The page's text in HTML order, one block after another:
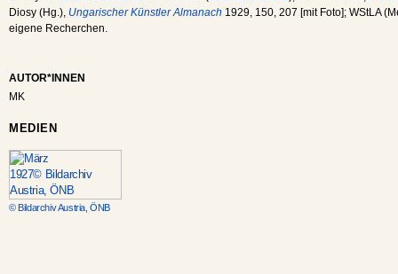
Diosy (Hg.), Ungarischer Künstler Almanach 1929, 150, 207 [mit Foto]; WStLA
eigene Recherchen.
AUTOR*INNEN
MK
MEDIEN
© Bildarchiv Austria, ÖNB